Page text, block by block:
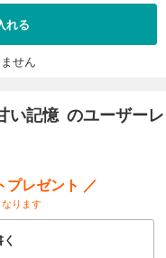
れる
せん
い記憶 のユーザーレ
プレゼント ／
ります